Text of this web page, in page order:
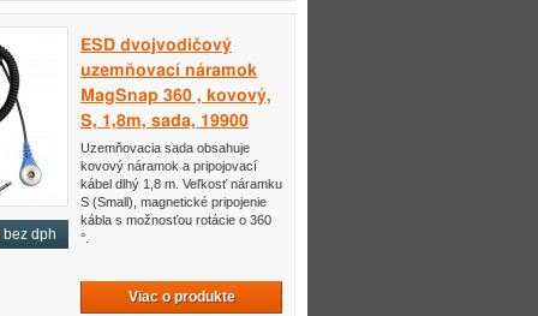
bez dph
ESD dvojvodičový
uzemňovací náramok
MagSnap 360 , kovový,
S, 1,8m, sada, 19900
Uzemňovacia sada obsahuje
kovový náramok a pripojovací
kábel dlhý 1,8 m. Veľkosť náramku
S (Small), magnetické pripojenie
kábla s možnosťou rotácie o 360
°.
Viac o produkte